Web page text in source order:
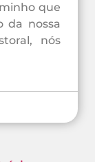
que
da nossa
nós